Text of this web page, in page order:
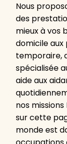
Nous
des
mieux à vos
domicile
temporaire,
spécialisée
aide aux
nos
sur cette
monde est